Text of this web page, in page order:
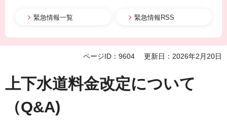
緊急情報一覧 緊急情報RSS
ページID：9604 更新日：2026年2月20日
上下水道料金改定について
（Q&A)